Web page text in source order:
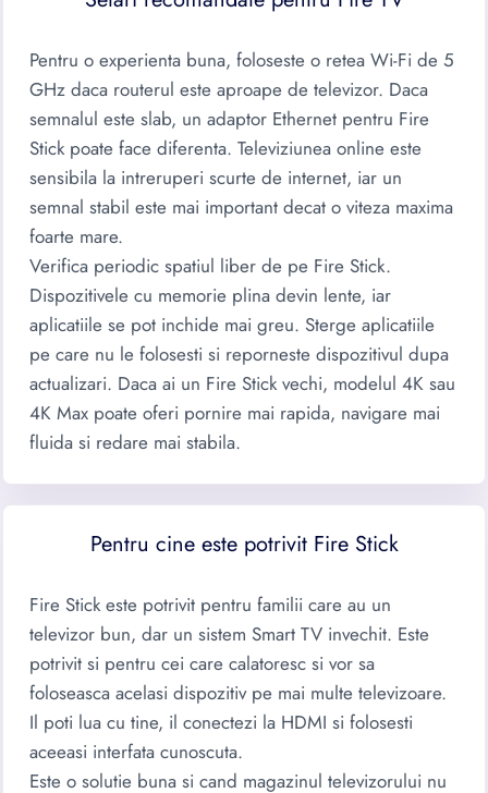
Pentru o experienta buna, foloseste o retea Wi-Fi de 5
GHz daca routerul este aproape de televizor. Daca
semnalul este slab, un adaptor Ethernet pentru Fire
Stick poate face diferenta. Televiziunea online este
sensibila la intreruperi scurte de internet, iar un
semnal stabil este mai important decat o viteza maxima
foarte mare.
Verifica periodic spatiul liber de pe Fire Stick.
Dispozitivele cu memorie plina devin lente, iar
aplicatiile se pot inchide mai greu. Sterge aplicatiile
pe care nu le folosesti si reporneste dispozitivul dupa
actualizari. Daca ai un Fire Stick vechi, modelul 4K sau
4K Max poate oferi pornire mai rapida, navigare mai
fluida si redare mai stabila.
Pentru cine este potrivit Fire Stick
Fire Stick este potrivit pentru familii care au un
televizor bun, dar un sistem Smart TV invechit. Este
potrivit si pentru cei care calatoresc si vor sa
foloseasca acelasi dispozitiv pe mai multe televizoare.
Il poti lua cu tine, il conectezi la HDMI si folosesti
aceeasi interfata cunoscuta.
Este o solutie buna si cand magazinul televizorului nu